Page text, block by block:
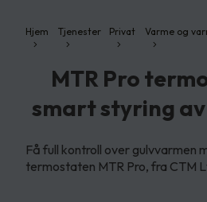
Hjem Tjenester Privat Varme og
MTR Pro
smart styring
Få full kontroll over gulvvarmen
termostaten MTR Pro, fra CTM